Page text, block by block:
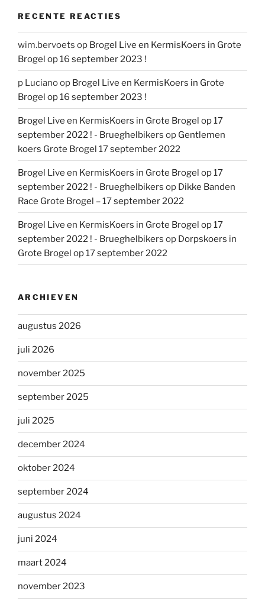
RECENTE REACTIES
wim.bervoets op Brogel Live en KermisKoers in Grote
Brogel op 16 september 2023 !
p Lucianoop Brogel Live en KermisKoers in Grote
Brogel op 16 september 2023 !
Brogel Live en KermisKoers in Grote Brogel op 17
september 2022 ! - Brueghelbikers op Gentlemen
koers Grote Brogel 17 september 2022
Brogel Live en KermisKoers in Grote Brogel op 17
september 2022 ! - Brueghelbikers op Dikke Banden
Race Grote Brogel – 17 september 2022
Brogel Live en KermisKoers in Grote Brogel op 17
september 2022 ! - Brueghelbikers op Dorpskoers in
Grote Brogel op 17 september 2022
ARCHIEVEN
augustus 2026
juli 2026
november 2025
september 2025
juli 2025
december 2024
oktober 2024
september 2024
augustus 2024
juni 2024
maart 2024
november 2023